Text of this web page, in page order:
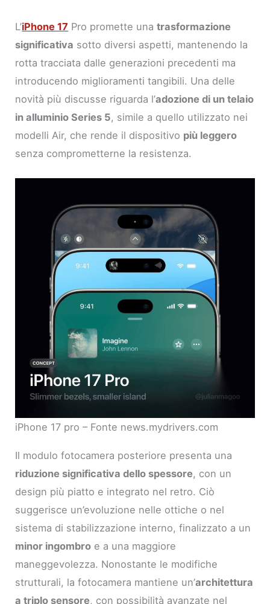
L’iPhone 17 Pro promette unatrasformazione
significativa sotto diversi aspetti, mantenendo la
rotta tracciata dalle generazioni precedenti ma
introducendo miglioramenti tangibili. Una delle
novità più discusse riguarda l’adozione di un telaio
in alluminio Series 5, simile a quello utilizzato nei
modelli Air, che rende il dispositivo più leggero
senza comprometterne la resistenza.
iPhone 17 pro – Fonte news.mydrivers.com
Il modulo fotocamera posteriore presenta una
riduzione significativa dello spessore, con un
design più piatto e integrato nel retro. Ciò
suggerisce un’evoluzione nelle ottiche o nel
sistema di stabilizzazione interno, finalizzato a un
minor ingombro e a una maggiore
maneggevolezza. Nonostante le modifiche
strutturali, la fotocamera mantiene un’architettura
a triplo sensore, con possibilità avanzate nel